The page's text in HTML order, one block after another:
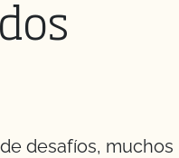
desafíos, muchos